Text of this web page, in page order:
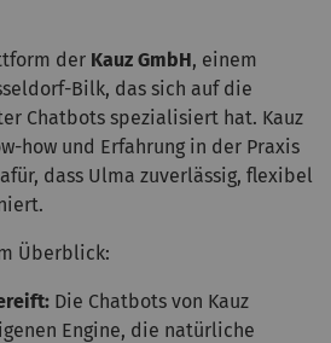
der Kauz GmbH, einem
Bilk, das sich auf die
Chatbots spezialisiert hat. Kauz
how und Erfahrung in der Praxis
dass Ulma zuverlässig, flexibel
Überblick:
Die Chatbots von Kauz
Engine, die natürliche